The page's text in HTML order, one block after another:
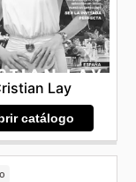
Lay
catálogo